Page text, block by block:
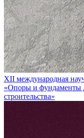
XII международная
«Опоры и фундаменты
строительства»